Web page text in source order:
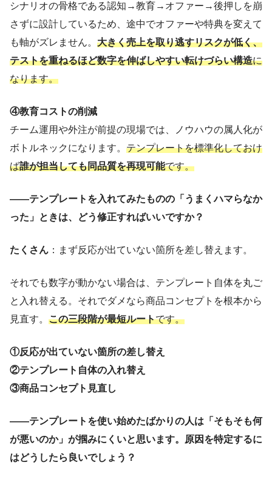
シナリオの骨格である認知→教育→オファー→後押しを崩
さずに設計しているため、途中でオファーや特典を変えて
も軸がズレません。 大きく売上を取り逃すリスクが低く、
テストを重ねるほど数字を伸ばしやすい転けづらい構造に
なります。
④教育コストの削減
チーム運用や外注が前提の現場では、ノウハウの属人化が
ボトルネックになります。 テンプレートを標準化しておけ
ば誰が担当しても同品質を再現可能です。
——テンプレートを入れてみたものの「うまくハマらなか
った」ときは、どう修正すればいいですか？
たくさん ：まず反応が出ていない箇所を差し替えます。
それでも数字が動かない場合は、テンプレート自体を丸ご
と入れ替える。それでダメなら商品コンセプトを根本から
見直す。 この三段階が最短ルートです。
①反応が出ていない箇所の差し替え
②テンプレート自体の入れ替え
③商品コンセプト見直し
——テンプレートを使い始めたばかりの人は「そもそも何
が悪いのか」が掴みにくいと思います。原因を特定するに
はどうしたら良いでしょう？